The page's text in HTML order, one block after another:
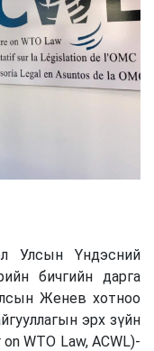
Улсын Үндэсний
бичгийн дарга
Женев хотноо
эрх зүйн
WTO Law, ACWL)-